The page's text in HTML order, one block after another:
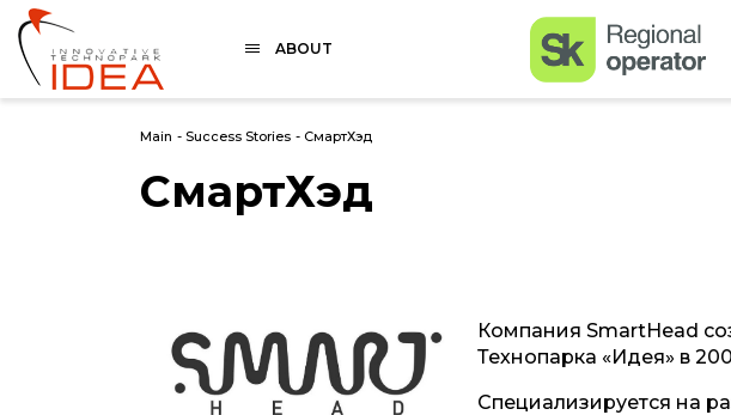
ABOUT
Main - Success Stories - СмартХэд
СмартХэд
Компания SmartHead
Технопарка «Идея» в
Специализируется на